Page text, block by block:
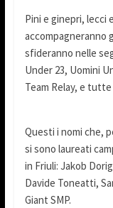
Pini e ginepri, lecci
accompagneranno
sfideranno nelle
Under 23, Uomini
Team Relay, e
Questi i nomi che,
si sono laureati
in Friuli: Jakob
Davide Toneatti,
Giant SMP.